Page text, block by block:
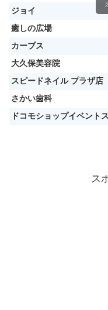
ジョイ
癒しの広場
カーブス
大久保美容院
スピードネイル プラザ店
さかい歯科
ドコモショップイベント
ス